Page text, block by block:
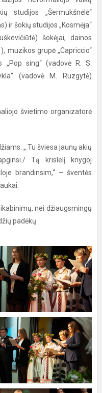
studijos „Šermukšnėlė“
ir šokių studijos „Kosmėja“
šokėjai, dainos
muzikos grupė „Capriccio“
„Pop sing“ (vadovė R. S.
(vadovė M. Ruzgytė)
švietimo organizatorė
„ Tu šviesa jaunų akių
Tą krislelį knygoj
brandinsim,“ – šventės
nei džiaugsmingų
padėkų.